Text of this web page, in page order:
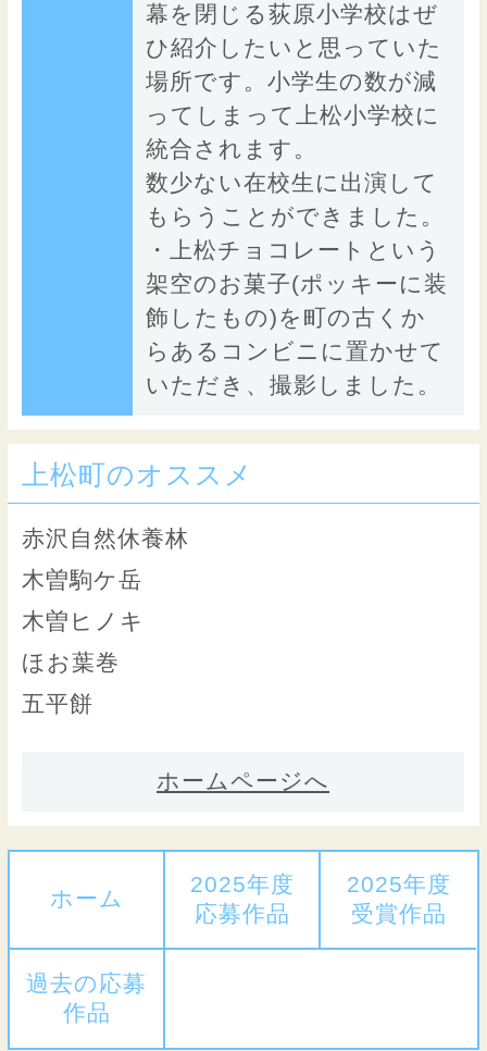
幕を閉じる荻原小学校はぜ
ひ紹介したいと思っていた
場所です。小学生の数が減
ってしまって上松小学校に
統合されます。
数少ない在校生に出演して
もらうことができました。
・上松チョコレートという
架空のお菓子(ポッキーに装
飾したもの)を町の古くか
らあるコンビニに置かせて
いただき、撮影しました。
上松町のオススメ
赤沢自然休養林
木曽駒ケ岳
木曽ヒノキ
ほお葉巻
五平餅
ホームページへ
ホーム
2025年度
応募作品
2025年度
受賞作品
過去の応募
作品